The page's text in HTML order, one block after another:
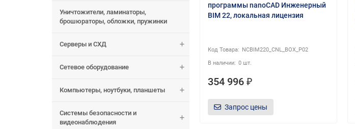
Уничтожители, ламинаторы,
брошюраторы, обложки, пружинки
Серверы и СХД
Сетевое оборудование
Компьютеры, ноутбуки, планшеты
Системы безопасности и
видеонаблюдения
программы nanoCAD Инженерный
BIM 22, локальная лицензия
NCBIM220_CNL_BOX_P02
0 шт.
354 996 ₽
Запрос цены